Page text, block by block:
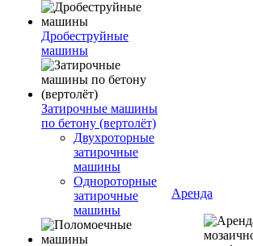
Дробеструйные
машины
Затирочные машины
по бетону (вертолёт)
Двухроторные
затирочные
машины
Однороторные
затирочные
машины
Аренда